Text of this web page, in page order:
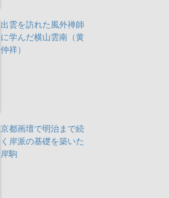
出雲を訪れた風外禅師
に学んだ横山雲南（黄
仲祥）
京都画壇で明治まで続
く岸派の基礎を築いた
岸駒